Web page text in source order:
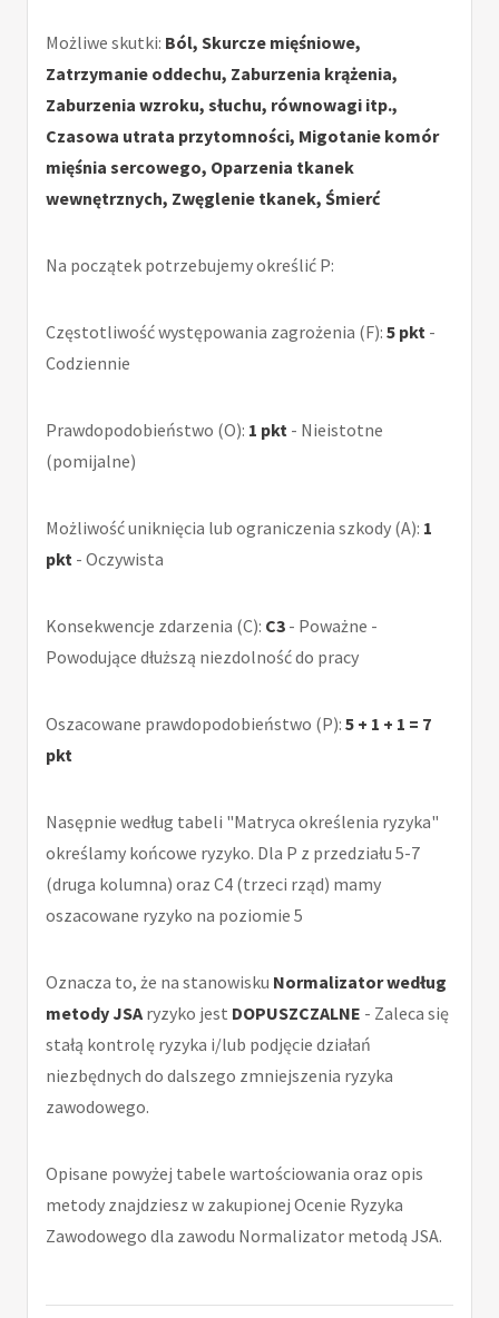
Możliwe skutki: Ból, Skurcze mięśniowe,
Zatrzymanie oddechu, Zaburzenia krążenia,
Zaburzenia wzroku, słuchu, równowagi itp.,
Czasowa utrata przytomności, Migotanie komór
mięśnia sercowego, Oparzenia tkanek
wewnętrznych, Zwęglenie tkanek, Śmierć
Na początek potrzebujemy określić P:
Częstotliwość występowania zagrożenia (F): 5 pkt -
Codziennie
Prawdopodobieństwo (O): 1 pkt - Nieistotne
(pomijalne)
Możliwość uniknięcia lub ograniczenia szkody (A): 1
pkt - Oczywista
Konsekwencje zdarzenia (C): C3 - Poważne -
Powodujące dłuższą niezdolność do pracy
Oszacowane prawdopodobieństwo (P): 5 + 1 + 1 = 7
pkt
Nasępnie według tabeli "Matryca określenia ryzyka"
określamy końcowe ryzyko. Dla P z przedziału 5-7
(druga kolumna) oraz C4 (trzeci rząd) mamy
oszacowane ryzyko na poziomie 5
Oznacza to, że na stanowisku Normalizator według
metody JSA ryzyko jest DOPUSZCZALNE - Zaleca się
stałą kontrolę ryzyka i/lub podjęcie działań
niezbędnych do dalszego zmniejszenia ryzyka
zawodowego.
Opisane powyżej tabele wartościowania oraz opis
metody znajdziesz w zakupionej Ocenie Ryzyka
Zawodowego dla zawodu Normalizator metodą JSA.